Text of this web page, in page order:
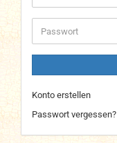
Mail-
Adresse
Passwort
Konto erstellen
Passwort vergessen?